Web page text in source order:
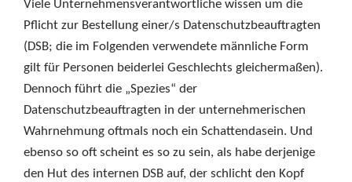
Viele Unternehmensverantwortliche wissen um die
Pflicht zur Bestellung einer/s Datenschutzbeauftragten
(DSB; die im Folgenden verwendete männliche Form
gilt für Personen beiderlei Geschlechts gleichermaßen).
Dennoch führt die „Spezies“ der
Datenschutzbeauftragten in der unternehmerischen
Wahrnehmung oftmals noch ein Schattendasein. Und
ebenso so oft scheint es so zu sein, als habe derjenige
den Hut des internen DSB auf, der schlicht den Kopf